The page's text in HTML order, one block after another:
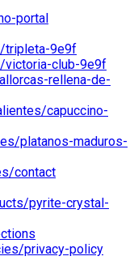
portal
tripleta-9e9f
victoria-club-9e9f
rellena-de-
capuccino-
platanos-maduros-
contact
pyrite-crystal-
privacy-policy